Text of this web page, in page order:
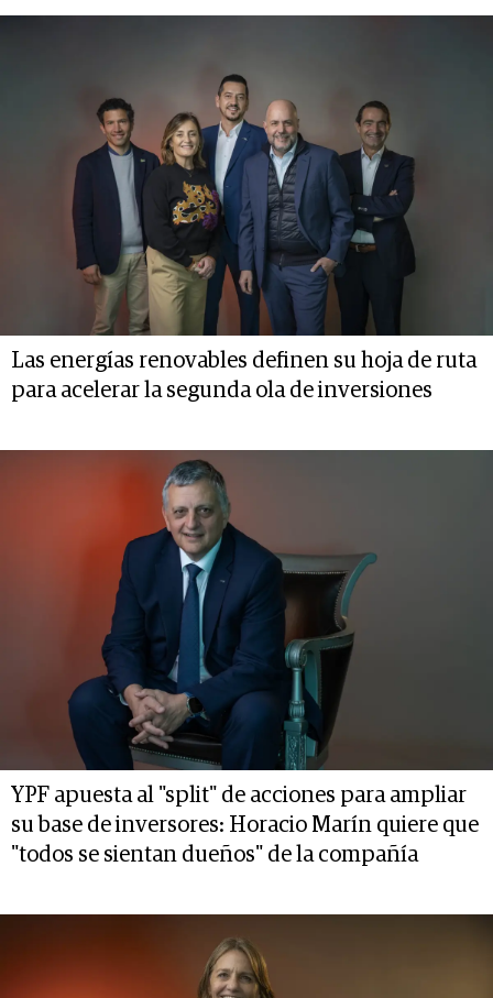
Las energías renovables definen su hoja de ruta
para acelerar la segunda ola de inversiones
YPF apuesta al "split" de acciones para ampliar
su base de inversores: Horacio Marín quiere que
"todos se sientan dueños" de la compañía